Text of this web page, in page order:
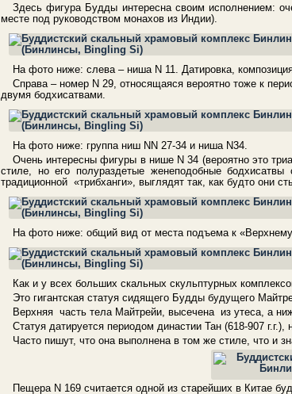
Здесь фигура Будды интересна своим исполнением:
месте под руководством монахов из Индии).
На фото ниже: слева – ниша N 11. Датировка,
Cправа – номер N 29, относящаяся вероятно тоже к
двумя бодхисатвами.
На фото ниже: группа ниш NN 27-34 и ниша N34.
Очень интересны фигуры в нише N 34 (вероятно это
стиле, но его полураздетые женеподобные
традиционной «трибханги», выглядят так, как будто они
На фото ниже: общий вид от места подъема к
Как и у всех больших скальных скульптурных
Это гигантская статуя сидящего Будды будущего
Верхняя часть тела Майтрейи, высечена из утеса, а
Статуя датируется периодом династии Тан (618-907 г.г.),
Часто пишут, что она выполнена в том же стиле, что и
Пещера N 169 считается одной из старейших в Китае